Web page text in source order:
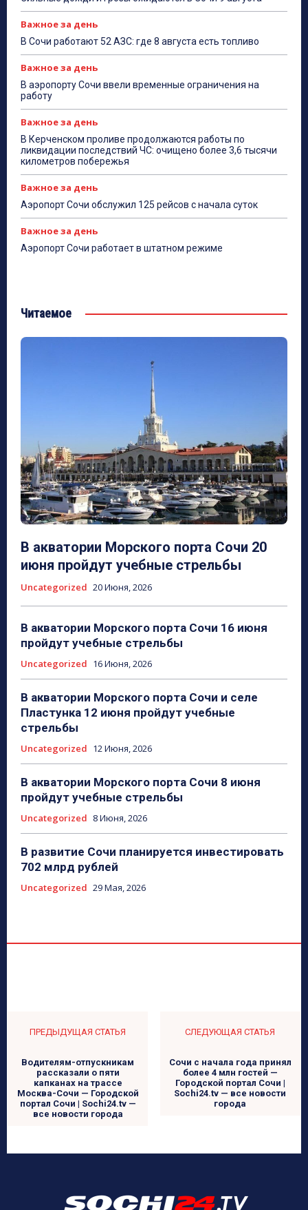
Важное за день
В Сочи работают 52 АЗС: где 8 августа есть топливо
Важное за день
В аэропорту Сочи ввели временные ограничения на
работу
Важное за день
В Керченском проливе продолжаются работы по
ликвидации последствий ЧС: очищено более 3,6 тысячи
километров побережья
Важное за день
Аэропорт Сочи обслужил 125 рейсов с начала суток
Важное за день
Аэропорт Сочи работает в штатном режиме
Читаемое
В акватории Морского порта Сочи 20
июня пройдут учебные стрельбы
Uncategorized 20 Июня, 2026
В акватории Морского порта Сочи 16 июня
пройдут учебные стрельбы
Uncategorized 16 Июня, 2026
В акватории Морского порта Сочи и селе
Пластунка 12 июня пройдут учебные
стрельбы
Uncategorized 12 Июня, 2026
В акватории Морского порта Сочи 8 июня
пройдут учебные стрельбы
Uncategorized 8 Июня, 2026
В развитие Сочи планируется инвестировать
702 млрд рублей
Uncategorized 29 Мая, 2026
ПРЕДЫДУЩАЯ СТАТЬЯ
Водителям-отпускникам
рассказали о пяти
капканах на трассе
Москва-Сочи — Городской
портал Сочи | Sochi24.tv —
все новости города
СЛЕДУЮЩАЯ СТАТЬЯ
Сочи с начала года принял
более 4 млн гостей —
Городской портал Сочи |
Sochi24.tv — все новости
города